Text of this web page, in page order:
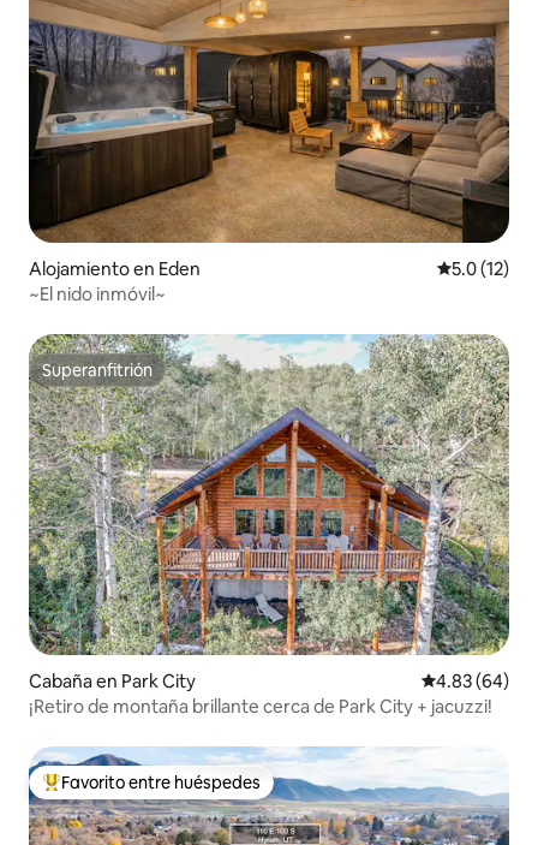
Alojamiento en Eden Calificación
5.0 (12)
~El nido inmóvil~
Superanfitrión
Superanfitrión
Cabaña en Park City Calificación
4.83 (64)
¡Retiro de montaña brillante cerca de Park City + jacuzzi!
Favorito entre huéspedes preferido
Favorito entre huéspedes